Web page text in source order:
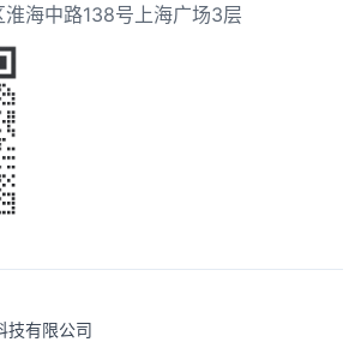
海中路138号上海广场3层
有限公司